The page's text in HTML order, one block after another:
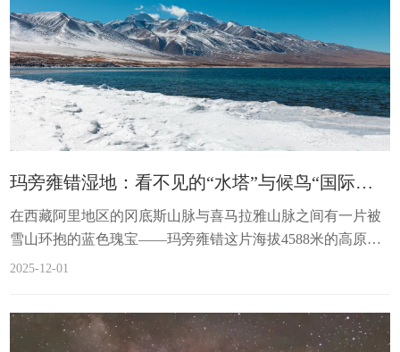
玛旁雍错湿地：看不见的“水塔”与候鸟“国际机场”
在西藏阿里地区的冈底斯山脉与喜马拉雅山脉之间有一片被
雪山环抱的蓝色瑰宝——玛旁雍错这片海拔4588米的高原湖
泊以其独特的生态功能在青藏高原乃至亚洲的生态系统中扮
地的秘密水循环Part.01●●● The
2025-12-01